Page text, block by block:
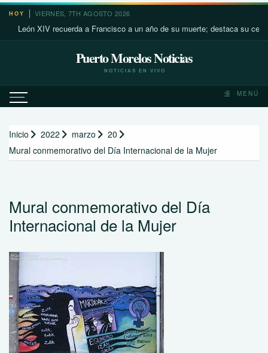
Saltar
contenido
HOY VIERNES, 7TH AGOSTO 2026
León XIV recuerda a Francisco a un año de su muerte; destaca su cercanía
Puerto Morelos Noticias
NOTICIAS EN VIVO
MENÚ
Inicio 2022 marzo
20
Mural conmemorativo del Día Internacional de la Mujer
Mural conmemorativo del Día
Internacional de la Mujer